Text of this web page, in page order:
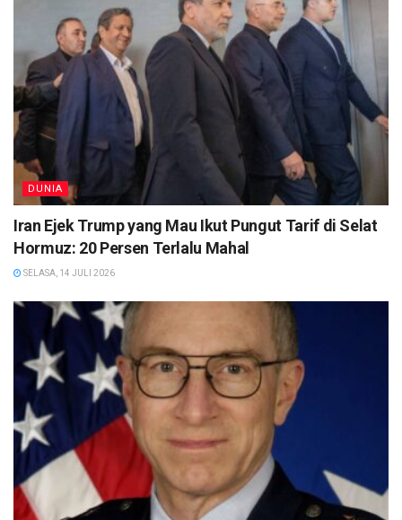
DUNIA
Iran Ejek Trump yang Mau Ikut Pungut Tarif di Selat
Hormuz: 20 Persen Terlalu Mahal
SELASA, 14 JULI 2026